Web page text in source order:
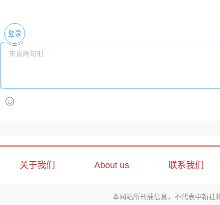
登录
关于我们 About us 联系我们
本网站所刊载信息，不代表中新社